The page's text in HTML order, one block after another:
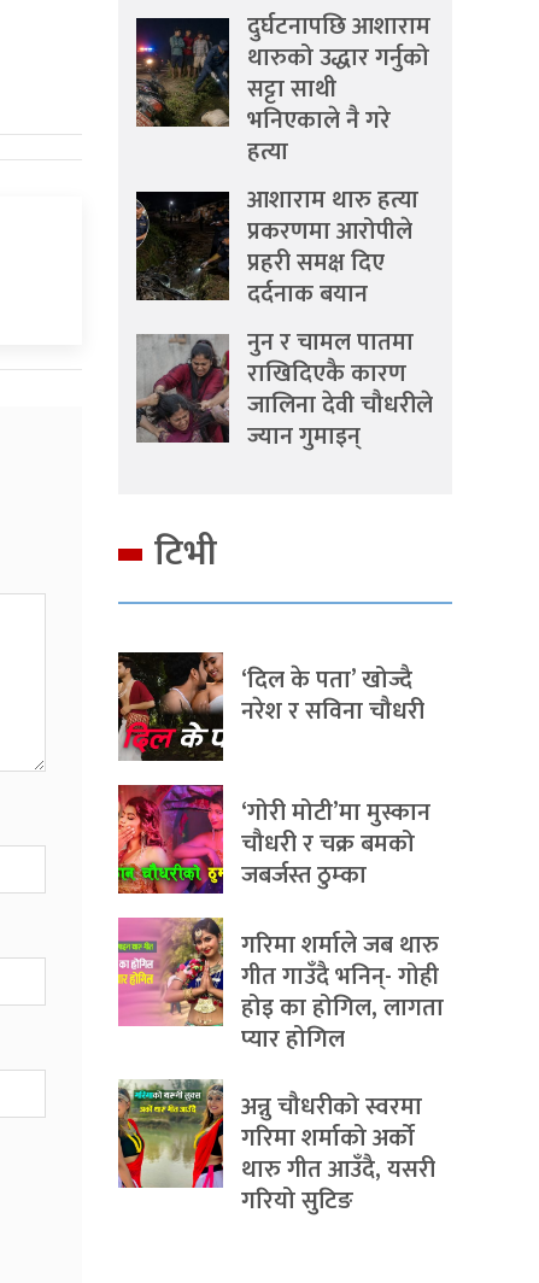
दुर्घटनापछि आशाराम
थारुको उद्धार गर्नुको
सट्टा साथी
भनिएकाले नै गरे
हत्या
आशाराम थारु हत्या
प्रकरणमा आरोपीले
प्रहरी समक्ष दिए
दर्दनाक बयान
नुन र चामल पातमा
राखिदिएकै कारण
जालिना देवी चौधरीले
ज्यान गुमाइन्
टिभी
‘दिल के पता’ खोज्दै
नरेश र सविना चौधरी
‘गोरी मोटी’मा मुस्कान
चौधरी र चक्र बमको
जबर्जस्त ठुम्का
गरिमा शर्माले जब थारु
गीत गाउँदै भनिन्- गोही
होइ का होगिल, लागता
प्यार होगिल
अन्नु चौधरीको स्वरमा
गरिमा शर्माको अर्को
थारु गीत आउँदै, यसरी
गरियो सुटिङ